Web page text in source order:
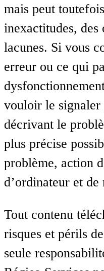
mais peut
inexactitudes, des
lacunes. Si vous
erreur ou ce qui
vouloir le signaler
décrivant le
plus précise
problème, action
d’ordinateur et
Tout contenu
risques et périls
seule